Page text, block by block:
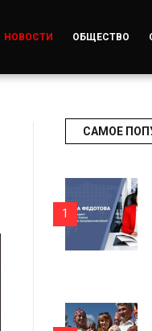
НОВОСТИ ОБЩЕСТВО
САМОЕ
1